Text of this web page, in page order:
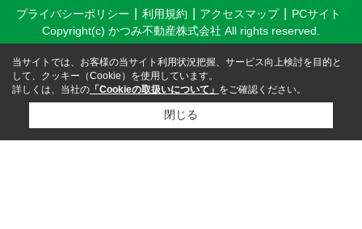
プライバシーポリシー 利用規約 アクセスマップ
PCサイト
Copyright(c) かつみ不動産株式会社 All rights reserved.
当サイトでは、お客様の当サイト利用状況把握、サービス向上検討を目的と
して、クッキー（Cookie）を使用しています。
詳しくは、当社の 「Cookieの取扱いについて」 をご確認ください。
閉じる